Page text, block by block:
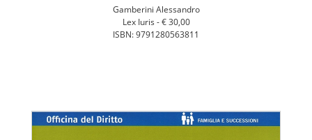
Gamberini Alessandro
Lex Iuris -€ 30,00
ISBN: 9791280563811